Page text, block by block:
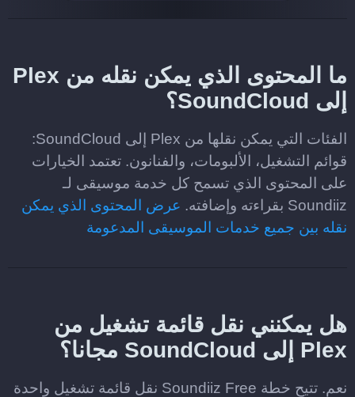
ما المحتوى الذي يمكن نقله من Plex
إلى SoundCloud؟
الفئات التي يمكن نقلها من Plex إلى SoundCloud:
قوائم التشغيل، الألبومات، والفنانون. تعتمد الخيارات
على المحتوى الذي تسمح كل خدمة موسيقى لـ
Soundiiz بقراءته وإضافته.
عرض المحتوى الذي يمكن
نقله بين جميع خدمات الموسيقى المدعومة
هل يمكنني نقل قائمة تشغيل من
Plex إلى SoundCloud مجانا؟
نعم. تتيح خطة Soundiiz Free نقل قائمة تشغيل واحدة